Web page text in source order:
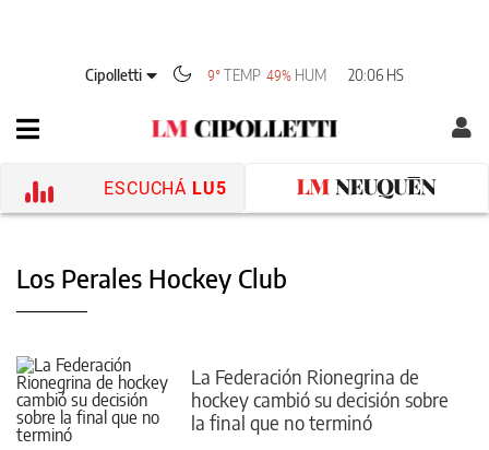
Cipolletti 9° TEMP 49% HUM 20:06 HS
ESCUCHÁ LU5
Los Perales Hockey Club
La Federación Rionegrina de
hockey cambió su decisión sobre
la final que no terminó